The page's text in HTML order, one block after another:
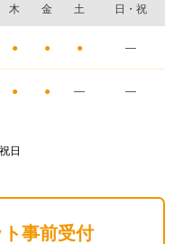
木 金 土 日・祝
● ● ● ―
● ● ― ―
日
事前受付